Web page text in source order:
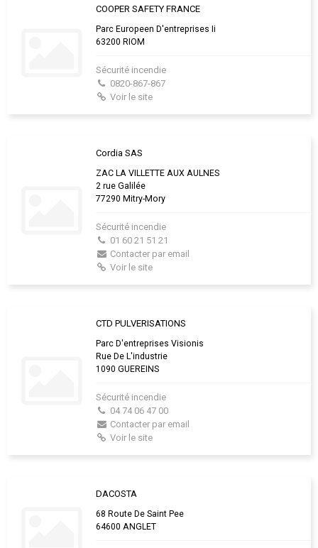
COOPER SAFETY FRANCE
Parc Europeen D'entreprises Ii
63200 RIOM
Sécurité incendie
0820-867-867
Voir le site
Cordia SAS
ZAC LA VILLETTE AUX AULNES
2 rue Galilée
77290 Mitry-Mory
Sécurité incendie
01 60 21 51 21
Contacter par email
Voir le site
CTD PULVERISATIONS
Parc D'entreprises Visionis
Rue De L'industrie
1090 GUEREINS
Sécurité incendie
04 74 06 47 00
Contacter par email
Voir le site
DACOSTA
68 Route De Saint Pee
64600 ANGLET